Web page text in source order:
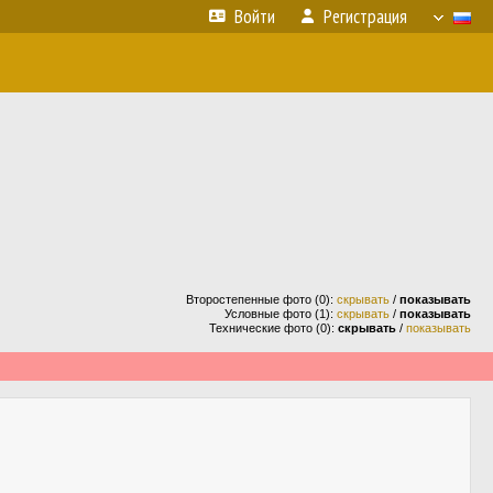
Войти Регистрация
Второстепенные фото (0): скрывать / показывать
Условные фото (1): скрывать / показывать
Технические фото (0): скрывать / показывать